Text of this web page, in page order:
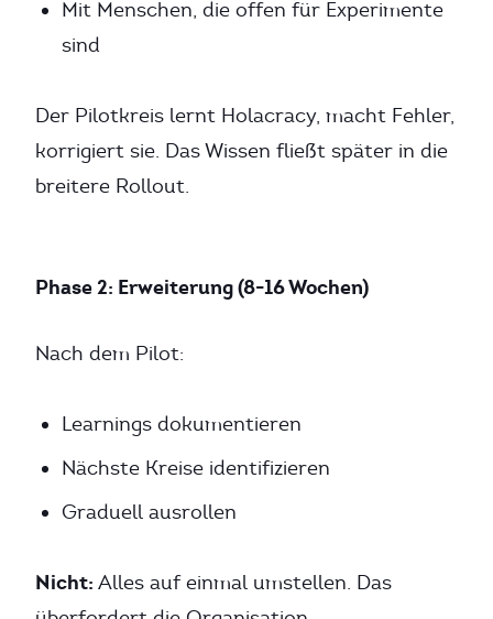
Mit Menschen, die offen für Experimente
sind
Der Pilotkreis lernt Holacracy, macht Fehler,
korrigiert sie. Das Wissen fließt später in die
breitere Rollout.
Phase 2: Erweiterung (8-16 Wochen)
Nach dem Pilot:
Learnings dokumentieren
Nächste Kreise identifizieren
Graduell ausrollen
Nicht: Alles auf einmal umstellen. Das